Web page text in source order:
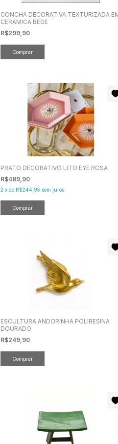
CONCHA DECORATIVA TEXTURIZADA
CERAMICA BEGE
R$299,90
PRATO DECORATIVO LITO EYE ROSA
R$489,90
2 xde R$244,95 sem juros
ESCULTURA ANDORINHA POLIRESINA
DOURADO
R$249,90